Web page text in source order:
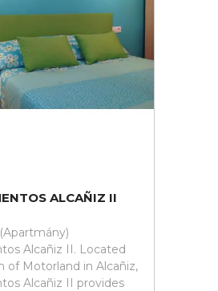
ALCAÑIZ II
Alcañiz II. Located
of Motorland in Alcañiz,
Alcañiz II provides